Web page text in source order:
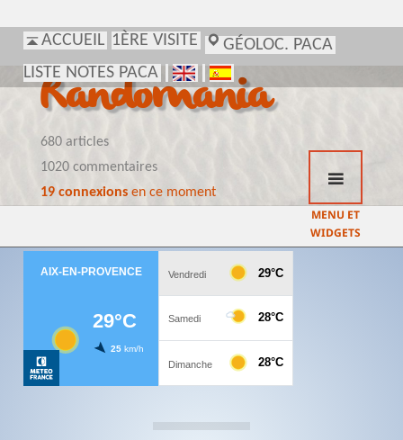
ACCUEIL 1ÈRE VISITE
GÉOLOC. PACA
LISTE NOTES PACA
Randomania
680 articles
1020 commentaires
19 connexionsen ce moment
MENU ET
WIDGETS